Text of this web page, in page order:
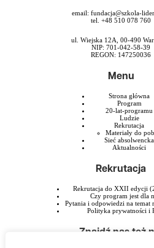
email:fundacja@szkola-
tel. +48 510 078 760
ul. Wiejska 12A, 00-490
NIP: 701-042-58-39
REGON: 147250036
Menu
Strona główna
Program
20-lat-programu
Ludzie
Rekrutacja
Materiały do
Sieć absolwencka
Aktualności
Rekrutacja
Rekrutacja do XXII edycji
Czy program jest dla
Pytania i odpowiedzi na temat
Polityka prywatności i
Znajdź nas też